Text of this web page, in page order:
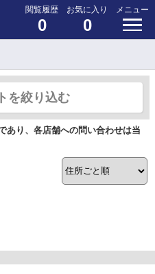
閲覧履歴
0
お気に入り
0
メニュー
を絞り込む
あり、各店舗への問い合わせは当